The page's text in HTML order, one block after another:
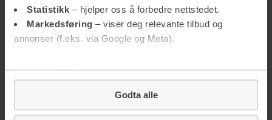
Statistikk – hjelper oss å forbedre nettstedet.
Markedsføring – viser deg relevante tilbud og
annonser (f.eks. via Google og Meta).
Vil du vite mer?
Om informasjonskapsler
Googles retningslinjer for personvern
Godta alle